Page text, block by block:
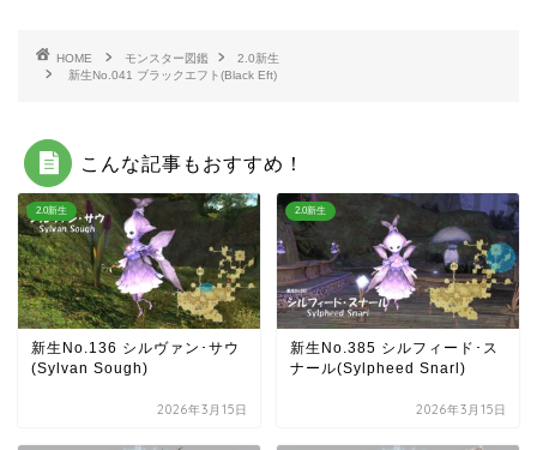
HOME モンスター図鑑
2.0新生
新生No.041 ブラックエフト(Black Eft)
こんな記事もおすすめ！
2.0新生
新生No.136 シルヴァン･サウ
(Sylvan Sough)
2026年3月15日
2.0新生
新生No.385 シルフィード･ス
ナール(Sylpheed Snarl)
2026年3月15日